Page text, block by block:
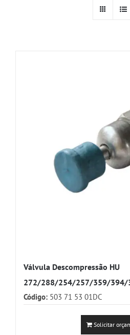
Válvula Descompressão HU
272/288/254/257/359/394/
Código: 503 71 53 01DC
Solicitar